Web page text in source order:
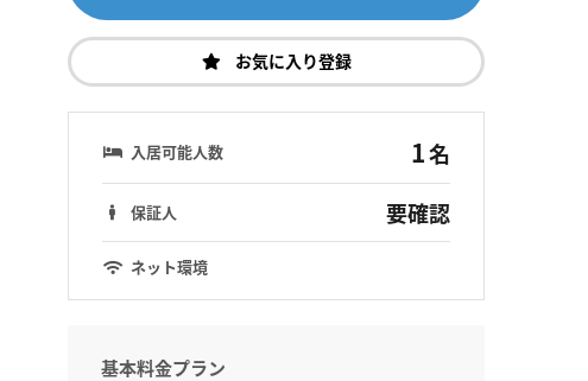
お気に入り登録
入居可能人数 1名
保証人 要確認
ネット環境
基本料金プラン